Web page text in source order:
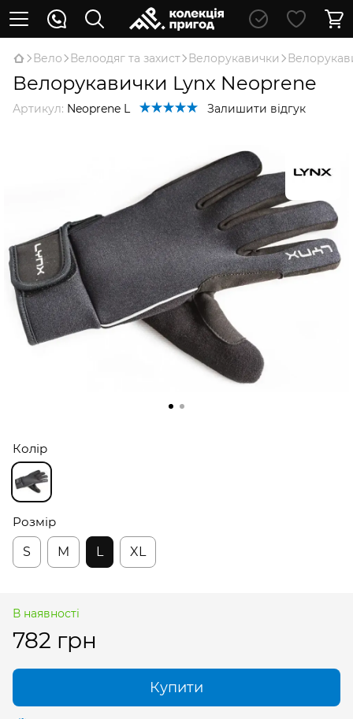
Вело Велоодяг та захист Велорукавички
Велорукавички Lynx Neoprene
Артикул: Neoprene L Залишити відгук
Колір
Розмір
S
M L XL
В наявності
782 грн
Купити